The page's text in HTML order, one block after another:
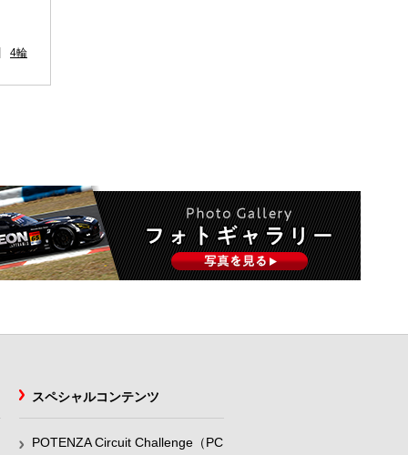
4輪
スペシャルコンテンツ
POTENZA Circuit Challenge（PC